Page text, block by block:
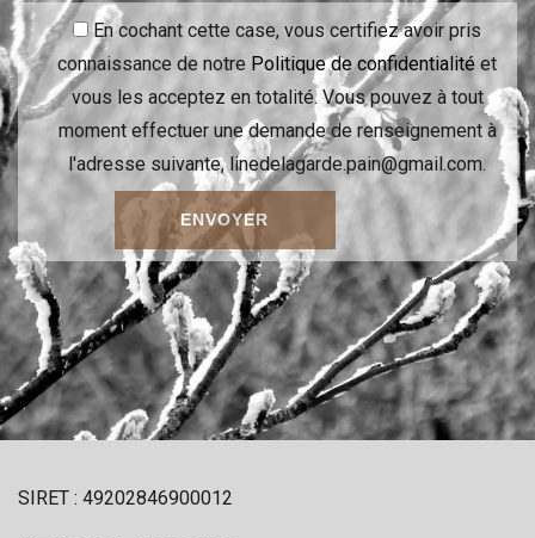
En cochant cette case, vous certifiez avoir pris
connaissance de notre Politique de confidentialité et
vous les acceptez en totalité. Vous pouvez à tout
moment effectuer une demande de renseignement à
l'adresse suivante, linedelagarde.pain@gmail.com.
SIRET : 49202846900012